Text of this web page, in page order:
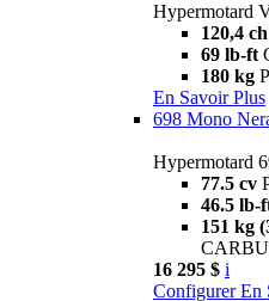
Hypermotard
120,4 ch
69 lb-ft
180 kg
En Savoir Plus
698 Mono
Hypermotard
77.5 cv
46.5 lb-
151 kg
16 295 $ i
Configurer En